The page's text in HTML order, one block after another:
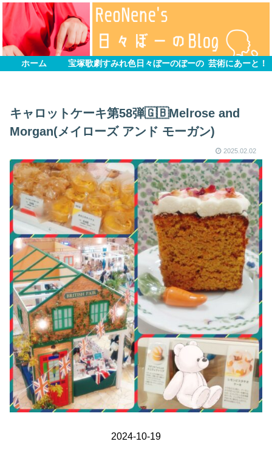
ホーム 宝塚歌劇すみれ色日々ぼーのぼーの 芸術にあーと！
キャロットケーキ第58弾🇬🇧Melrose and
Morgan(メイローズ アンド モーガン)
2025.02.02
2024-10-19